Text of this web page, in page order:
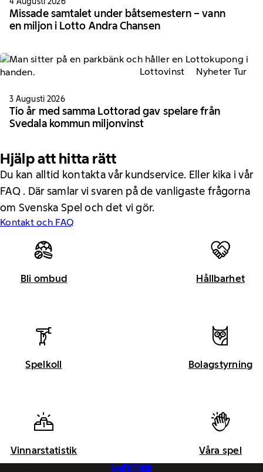
Missade samtalet under båtsemestern – vann
en miljon i Lotto Andra Chansen
Lottovinst Nyheter Tur
3 Augusti 2026
Tio år med samma Lottorad gav spelare från
Svedala kommun miljonvinst
Hjälp att hitta rätt
Du kan alltid kontakta vår kundservice. Eller kika i vår
FAQ . Där samlar vi svaren på de vanligaste frågorna
om Svenska Spel och det vi gör.
Kontakt och FAQ
Bli ombud Hållbarhet
Spelkoll Bolagstyrning
Vinnarstatistik Våra spel